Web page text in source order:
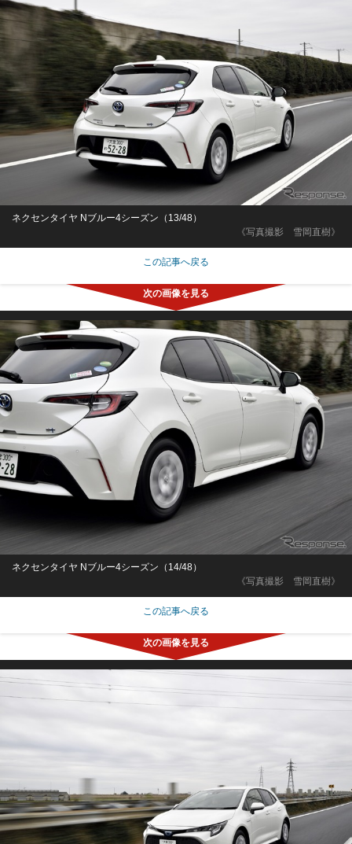
《写真撮影 雪岡直樹》
ネクセンタイヤ Nブルー4シーズン（13/48）
この記事へ戻る
《写真撮影 雪岡直樹》
ネクセンタイヤ Nブルー4シーズン（14/48）
この記事へ戻る